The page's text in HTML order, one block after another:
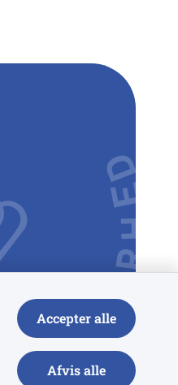
Accepter alle
Afvis alle